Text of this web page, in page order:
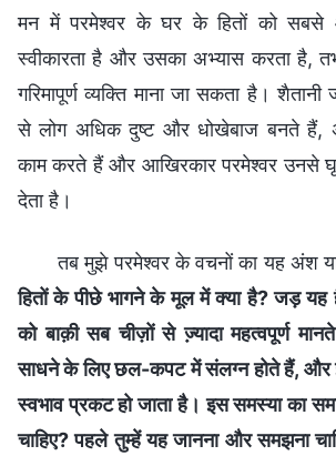
मन में परमेश्वर के घर के हितों को
स्वीकारता है और उसका अभ्यास करता है,
गरिमापूर्ण व्यक्ति माना जा सकता है।
से लोग अधिक दुष्ट और धोखेबाज बनते
काम करते हैं और आखिरकार परमेश्वर उनसे
देता है।
तब मुझे परमेश्वर के वचनों का यह अंश
हितों के पीछे भागने के मूल में क्या है? जड़ यह
को बाक़ी सब चीज़ों से ज्‍़यादा महत्‍वपूर्ण
साधने के लिए छल-कपट में संलग्न होते हैं, और
स्‍वभाव प्रकट हो जाता है। इस समस्‍या का
चाहिए? पहले तुम्हें यह जानना और समझना